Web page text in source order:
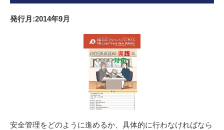
発行月:2014年9月
安全管理をどのように進めるか、具体的に行わなければなら